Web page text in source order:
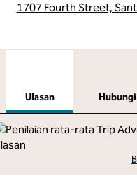
1707 Fourth Street,
Ulasan